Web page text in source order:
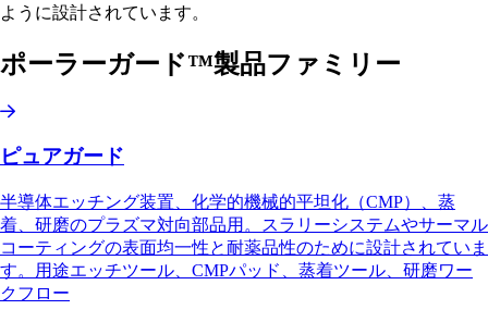
ように設計されています。
ポーラーガード™製品ファミリー
ピュアガード
半導体エッチング装置、化学的機械的平坦化（CMP）、蒸
着、研磨のプラズマ対向部品用。スラリーシステムやサーマル
コーティングの表面均一性と耐薬品性のために設計されていま
す。用途エッチツール、CMPパッド、蒸着ツール、研磨ワー
クフロー